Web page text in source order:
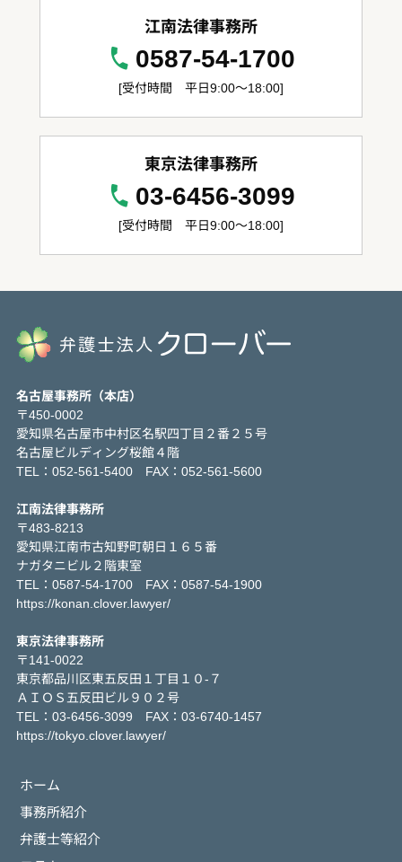
江南法律事務所
0587-54-1700
[受付時間 平日9:00～18:00]
東京法律事務所
03-6456-3099
[受付時間 平日9:00～18:00]
名古屋事務所（本店）
〒450-0002
愛知県名古屋市中村区名駅四丁目２番２５号
名古屋ビルディング桜館４階
TEL：052-561-5400 FAX：052-561-5600
江南法律事務所
〒483-8213
愛知県江南市古知野町朝日１６５番
ナガタニビル２階東室
TEL：0587-54-1700 FAX：0587-54-1900
https://konan.clover.lawyer/
東京法律事務所
〒141-0022
東京都品川区東五反田１丁目１０-７
ＡＩＯＳ五反田ビル９０２号
TEL：03-6456-3099 FAX：03-6740-1457
https://tokyo.clover.lawyer/
ホーム
事務所紹介
弁護士等紹介